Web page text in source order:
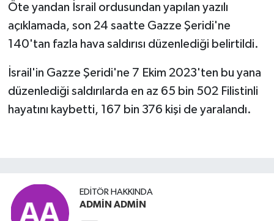
Öte yandan İsrail ordusundan yapılan yazılı
açıklamada, son 24 saatte Gazze Şeridi'ne
140'tan fazla hava saldırısı düzenlediği belirtildi.
İsrail'in Gazze Şeridi'ne 7 Ekim 2023'ten bu yana
düzenlediği saldırılarda en az 65 bin 502 Filistinli
hayatını kaybetti, 167 bin 376 kişi de yaralandı.
EDITÖR HAKKINDA
ADMİN ADMİN